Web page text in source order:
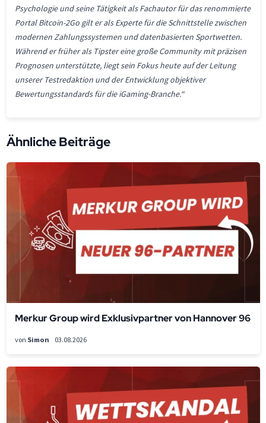
Psychologie und seine Tätigkeit als Fachautor für das renommierte
Portal Bitcoin-2Go gilt er als Experte für die Schnittstelle zwischen
modernen Zahlungssystemen und datenbasierten Sportwetten.
Während er früher als Tipster eine große Community mit präzisen
Prognosen unterstützte, liegt sein Fokus heute auf der Leitung
unserer Testredaktion und der Entwicklung objektiver
Bewertungsstandards für die iGaming-Branche.“
Ähnliche Beiträge
Merkur Group wird Exklusivpartner von Hannover 96
von Simon 03.08.2026